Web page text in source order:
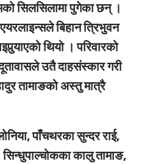
सिलसिलामा पुगेका छन् ।
बिहान त्रिभुवन
थियो । परिवारको
उतै दाहसंस्कार गरी
तामाङको अस्तु मात्रै
पाँचथरका सुन्दर राई,
सिन्धुपाल्चोकका कालु तामाङ,